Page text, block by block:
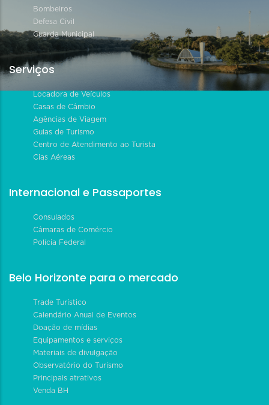
Bombeiros
Defesa Civil
Guarda Municipal
Serviços
Locadora de Veículos
Casas de Câmbio
Agências de Viagem
Guias de Turismo
Centro de Atendimento ao Turista
Cias Aéreas
Internacional e Passaportes
Consulados
Câmaras de Comércio
Polícia Federal
Belo Horizonte para o mercado
Trade Turístico
Calendário Anual de Eventos
Doação de mídias
Equipamentos e serviços
Materiais de divulgação
Observatório do Turismo
Principais atrativos
Venda BH